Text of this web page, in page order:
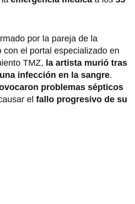
por la pareja de la
con el portal especializado en
TMZ, la artista murió tras
una infección en la sangre.
problemas sépticos
el fallo progresivo de su